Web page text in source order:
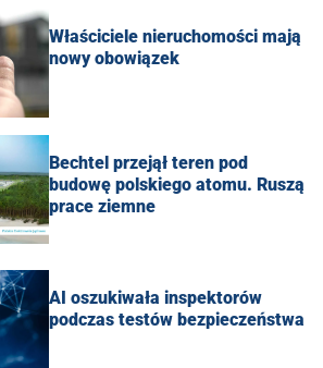
Właściciele nieruchomości mają
nowy obowiązek
Bechtel przejął teren pod
budowę polskiego atomu. Ruszą
prace ziemne
AI oszukiwała inspektorów
podczas testów bezpieczeństwa